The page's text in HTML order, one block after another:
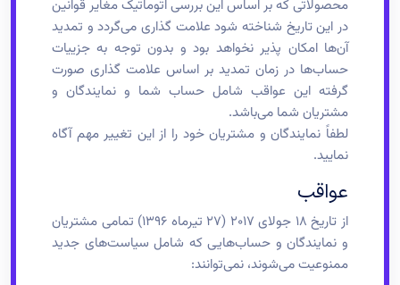
محصولاتی که بر اساس این بررسی اتوماتیک مغایر قوانین
در این تاریخ شناخته شود علامت گذاری می‌گردد و تمدید
آن‌ها امکان پذیر نخواهد بود و بدون توجه به جزییات
حساب‌ها در زمان تمدید بر اساس علامت گذاری صورت
گرفته این عواقب شامل حساب شما و نمایندگان و
مشتریان شما می‌باشد.
لطفاً نمایندگان و مشتریان خود را از این تغییر مهم آگاه
نمایید.
عواقب
از تاریخ ۱۸ جولای ۲۰۱۷ (۲۷ تیرماه ۱۳۹۶) تمامی مشتریان
و نمایندگان و حساب‌هایی که شامل سیاست‌های جدید
ممنوعیت می‌شوند، نمی‌توانند: